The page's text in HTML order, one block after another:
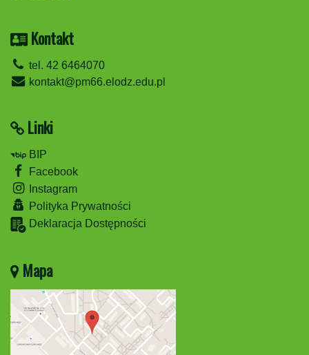
Kontakt
tel. 42 6464070
kontakt@pm66.elodz.edu.pl
Linki
BIP
Facebook
Instagram
Polityka Prywatności
Deklaracja Dostępności
Mapa